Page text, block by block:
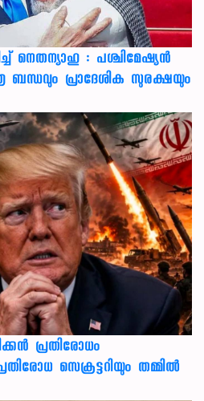
നെതന്യാഹു : പശ്ചിമേഷ്യൻ
ബന്ധവും പ്രാദേശിക സുരക്ഷയും
പ്രതിരോധം
സെക്രട്ടറിയും തമ്മിൽ